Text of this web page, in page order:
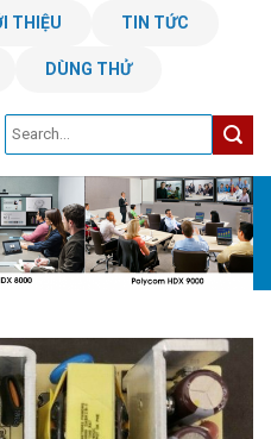
THIỆU TIN TỨC
DÙNG THỬ